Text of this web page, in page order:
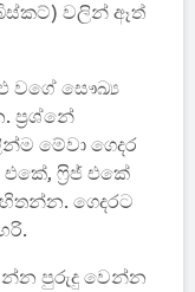
වලින් ඈත්
වගේ සෞඛ්‍ය
ප්‍රශ්නේ
මේවා ගෙදර
ෆ්‍රිජ් එකේ
ගෙදරට
පුරුදු වෙන්න